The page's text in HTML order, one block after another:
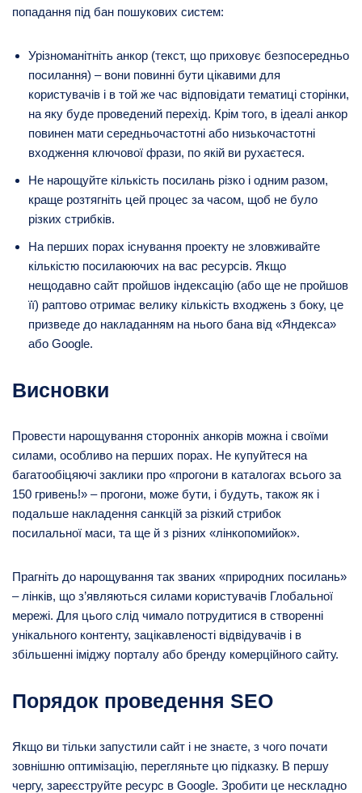
попадання під бан пошукових систем:
Урізноманітніть анкор (текст, що приховує безпосередньо
посилання) – вони повинні бути цікавими для
користувачів і в той же час відповідати тематиці сторінки,
на яку буде проведений перехід. Крім того, в ідеалі анкор
повинен мати середньочастотні або низькочастотні
входження ключової фрази, по якій ви рухаєтеся.
Не нарощуйте кількість посилань різко і одним разом,
краще розтягніть цей процес за часом, щоб не було
різких стрибків.
На перших порах існування проекту не зловживайте
кількістю посилаюючих на вас ресурсів. Якщо
нещодавно сайт пройшов індексацію (або ще не пройшов
її) раптово отримає велику кількість входжень з боку, це
призведе до накладанням на нього бана від «Яндекса»
або Google.
Висновки
Провести нарощування сторонніх анкорів можна і своїми
силами, особливо на перших порах. Не купуйтеся на
багатообіцяючі заклики про «прогони в каталогах всього за
150 гривень!» – прогони, може бути, і будуть, також як і
подальше накладення санкцій за різкий стрибок
посилальної маси, та ще й з різних «лінкопомийок».
Прагніть до нарощування так званих «природних посилань»
– лінків, що з’являються силами користувачів Глобальної
мережі. Для цього слід чимало потрудитися в створенні
унікального контенту, зацікавленості відвідувачів і в
збільшенні іміджу порталу або бренду комерційного сайту.
Порядок проведення SEO
Якщо ви тільки запустили сайт і не знаєте, з чого почати
зовнішню оптимізацію, перегляньте цю підказку. В першу
чергу, зареєструйте ресурс в Google. Зробити це нескладно